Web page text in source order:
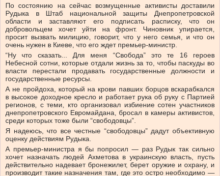
По состоянию на сейчас возмущенные активисты доставили
Рудыка в Штаб национальной защиты Днепропетровской
области и заставляют его подписать расписку, что он
добровольцем хочет уйти на фронт. Чиновник упирается,
просит вызвать милицию, говорит, что у него семья, и что он
очень нужен в Киеве, что его ждет премьер-министр.
“Ну что сказать... Для меня “Свобода” это те 16 героев
Небесной сотни, которые отдали жизнь за то, чтобы паскуды во
власти перестали продавать государственные должности и
государственные ресурсы.
А не пройдоха, который на крови павших борцов вскарабкался
в высокое доходное кресло и работает рука об руку с Партией
регионов, с теми, кто организовал избиение сотен участников
днепропетровского Евромайдана, бросал в камеры активистов,
среди которых тоже были “свободовцы”.
Я надеюсь, что все честные “свободовцы” дадут объективную
оценку действиям Рудыка.
А премьер-министра я бы попросил — раз Рудык так сильно
хочет назначать людей Ахметова в украинскую власть, пусть
действительно надевает бронежилет, берет оружие и охрану, и
производит такие назначения там, где это остро необходимо —